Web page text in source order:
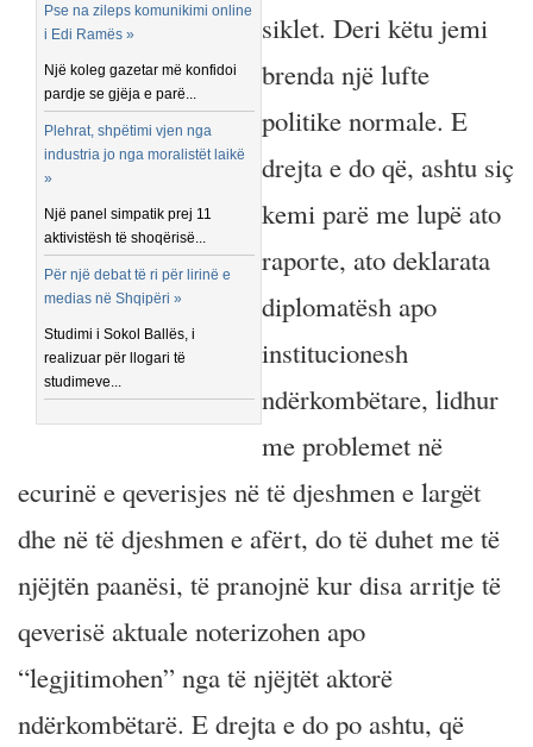
Pse na zileps komunikimi online
i Edi Ramës »
Një koleg gazetar më konfidoi
pardje se gjëja e parë...
Plehrat, shpëtimi vjen nga
industria jo nga moralistët laikë
»
Një panel simpatik prej 11
aktivistësh të shoqërisë...
Për një debat të ri për lirinë e
medias në Shqipëri »
Studimi i Sokol Ballës, i
realizuar për llogari të
studimeve...
siklet. Deri këtu jemi
brenda një lufte
politike normale. E
drejta e do që, ashtu siç
kemi parë me lupë ato
raporte, ato deklarata
diplomatësh apo
institucionesh
ndërkombëtare, lidhur
me problemet në
ecurinë e qeverisjes në të djeshmen e largët
dhe në të djeshmen e afërt, do të duhet me të
njëjtën paanësi, të pranojnë kur disa arritje të
qeverisë aktuale noterizohen apo
“legjitimohen” nga të njëjtët aktorë
ndërkombëtarë. E drejta e do po ashtu, që